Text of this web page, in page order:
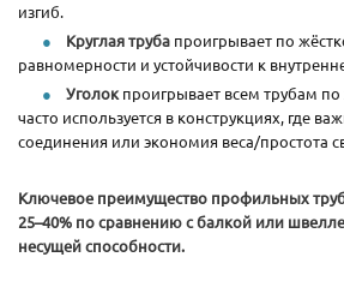
изгиб.
Круглая труба проигрывает по
равномерности и устойчивости к
Уголок проигрывает всем трубам по
часто используется в конструкциях, где
соединения или экономия веса/простота
Ключевое преимущество профильных
25–40% по сравнению с балкой или
несущей способности.